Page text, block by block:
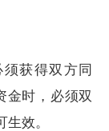
获得双方同
金时，必须双
效。